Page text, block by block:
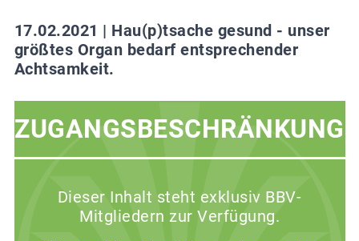
17.02.2021 | Hau(p)tsache gesund - unser
größtes Organ bedarf entsprechender
Achtsamkeit.
ZUGANGSBESCHRÄNKUNG
Dieser Inhalt steht exklusiv BBV-
Mitgliedern zur Verfügung.